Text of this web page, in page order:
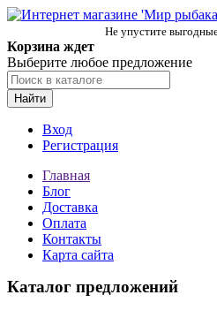
Не упустите
Корзина ждет
Выберите любое предложение
Найти
Вход
Регистрация
Главная
Блог
Доставка
Оплата
Контакты
Карта сайта
Каталог предложений